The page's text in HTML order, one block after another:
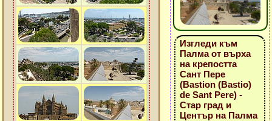
Изгледи към
Палма от върха
на крепостта
Сант Пере
(Bastion (Bastio)
de Sant Pere) -
Стар град и
Център на Палма